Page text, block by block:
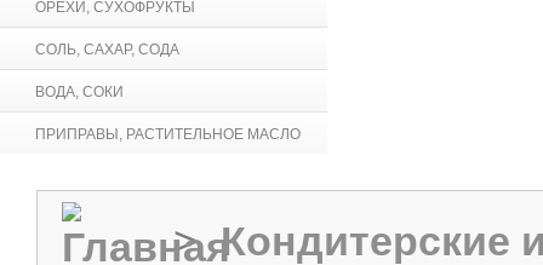
ОРЕХИ, СУХОФРУКТЫ
СОЛЬ, САХАР, СОДА
ВОДА, СОКИ
ПРИПРАВЫ, РАСТИТЕЛЬНОЕ МАСЛО
> Кондитерские